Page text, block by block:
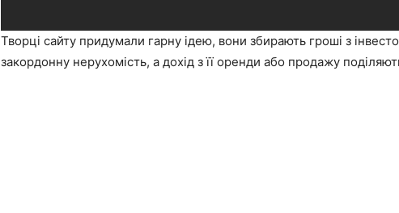
Творці сайту придумали гарну ідею, вони збирають гроші з
закордонну нерухомість, а дохід з її оренди або продажу